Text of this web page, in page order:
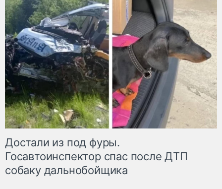
Достали из под фуры.
Госавтоинспектор спас после ДТП
собаку дальнобойщика